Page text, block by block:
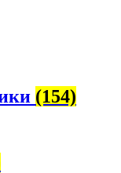
(154)